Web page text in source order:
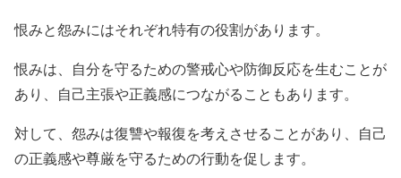
恨みと怨みにはそれぞれ特有の役割があります。
恨みは、自分を守るための警戒心や防御反応を生むことが
あり、自己主張や正義感につながることもあります。
対して、怨みは復讐や報復を考えさせることがあり、自己
の正義感や尊厳を守るための行動を促します。